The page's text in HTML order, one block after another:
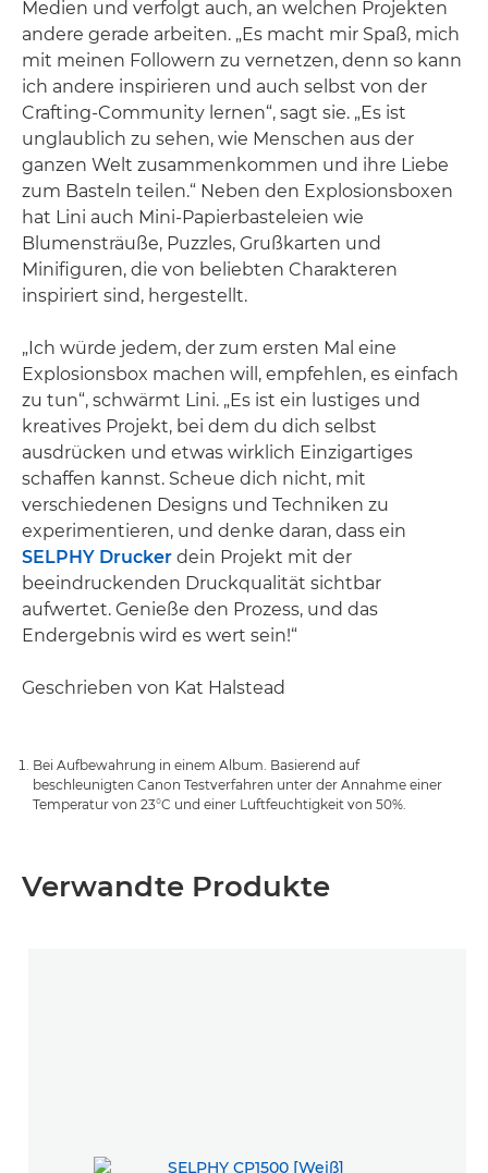
Medien und verfolgt auch, an welchen Projekten
andere gerade arbeiten. „Es macht mir Spaß, mich
mit meinen Followern zu vernetzen, denn so kann
ich andere inspirieren und auch selbst von der
Crafting-Community lernen“, sagt sie. „Es ist
unglaublich zu sehen, wie Menschen aus der
ganzen Welt zusammenkommen und ihre Liebe
zum Basteln teilen.“ Neben den Explosionsboxen
hat Lini auch Mini-Papierbasteleien wie
Blumensträuße, Puzzles, Grußkarten und
Minifiguren, die von beliebten Charakteren
inspiriert sind, hergestellt.
„Ich würde jedem, der zum ersten Mal eine
Explosionsbox machen will, empfehlen, es einfach
zu tun“, schwärmt Lini. „Es ist ein lustiges und
kreatives Projekt, bei dem du dich selbst
ausdrücken und etwas wirklich Einzigartiges
schaffen kannst. Scheue dich nicht, mit
verschiedenen Designs und Techniken zu
experimentieren, und denke daran, dass ein
SELPHY Drucker dein Projekt mit der
beeindruckenden Druckqualität sichtbar
aufwertet. Genieße den Prozess, und das
Endergebnis wird es wert sein!“
Geschrieben von Kat Halstead
Bei Aufbewahrung in einem Album. Basierend auf
beschleunigten Canon Testverfahren unter der Annahme einer
Temperatur von 23°C und einer Luftfeuchtigkeit von 50%.
Verwandte Produkte